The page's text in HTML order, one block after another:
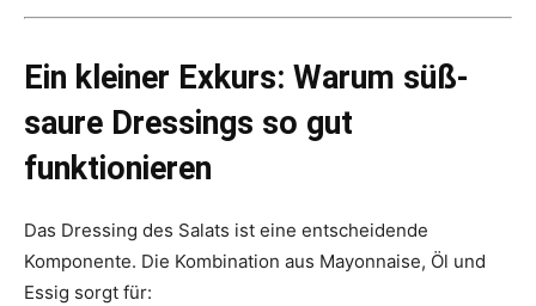
Ein kleiner Exkurs: Warum süß-
saure Dressings so gut
funktionieren
Das Dressing des Salats ist eine entscheidende
Komponente. Die Kombination aus Mayonnaise, Öl und
Essig sorgt für: